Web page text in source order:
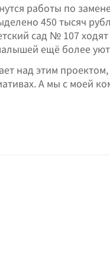
работы по
450 тысяч
сад № 107
ещё более
над этим
А мы с моей